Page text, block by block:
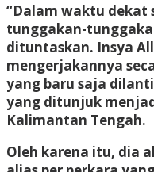
“Dalam waktu dekat
tunggakan-
dituntaskan. Insya
mengerjakannya
yang baru saja
yang ditunjuk
Kalimantan Tengah.
Oleh karena itu, dia